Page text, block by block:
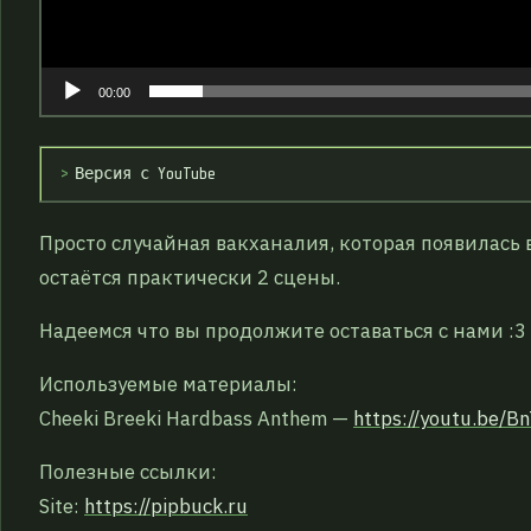
00:00
Версия с YouTube
Просто случайная вакханалия, которая
остаётся практически 2 сцены.
Надеемся что вы продолжите оставаться с нами :3
Используемые материалы:
Cheeki Breeki Hardbass Anthem — https://youtu.be/
Полезные ссылки:
Site: https://pipbuck.ru